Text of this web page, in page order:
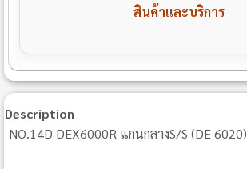
สินค้าและบริการ
Description
NO.14D DEX6000R แกนกลางS/S (DE 6020)